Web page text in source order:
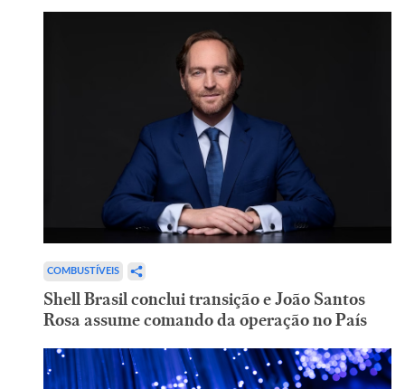
COMBUSTÍVEIS
Shell Brasil conclui transição e João Santos
Rosa assume comando da operação no País